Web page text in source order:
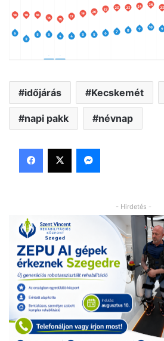
időjárás Kecskemét
napi pakk névnap
Facebook
X Messenger
- Hirdetés -